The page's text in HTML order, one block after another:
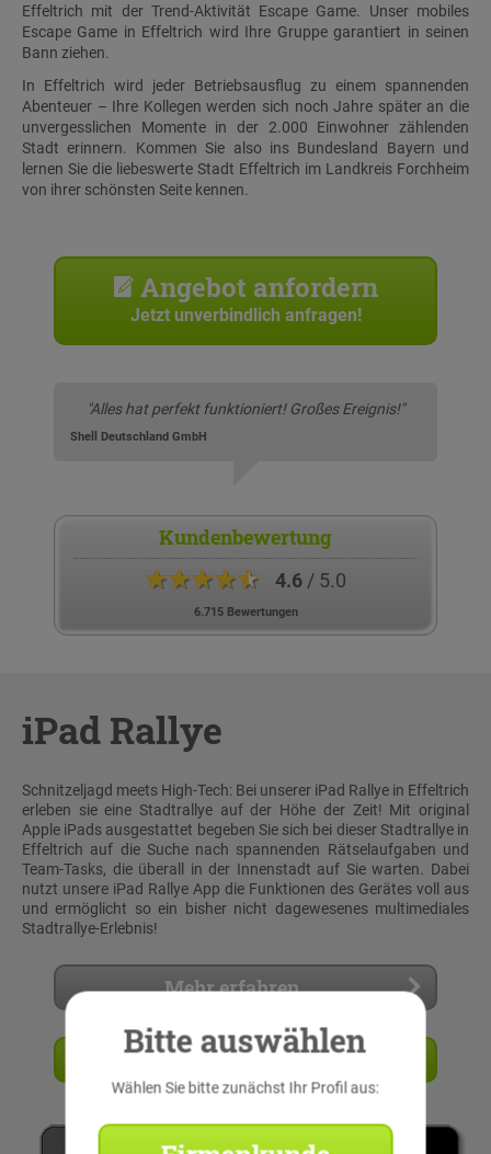
Effeltrich mit der Trend-Aktivität Escape Game. Unser mobiles
Escape Game in Effeltrich wird Ihre Gruppe garantiert in seinen
Bann ziehen.
In Effeltrich wird jeder Betriebsausflug zu einem spannenden
Abenteuer – Ihre Kollegen werden sich noch Jahre später an die
unvergesslichen Momente in der 2.000 Einwohner zählenden
Stadt erinnern. Kommen Sie also ins Bundesland Bayern und
lernen Sie die liebeswerte Stadt Effeltrich im Landkreis Forchheim
von ihrer schönsten Seite kennen.
Angebot anfordern
Jetzt unverbindlich anfragen!
"Alles hat perfekt funktioniert! Großes Ereignis!"
Shell Deutschland GmbH
Kundenbewertung
★★★★★ 4.6/ 5.0
6.715 Bewertungen
iPad Rallye
Schnitzeljagd meets High-Tech: Bei unserer iPad Rallye in Effeltrich
erleben sie eine Stadtrallye auf der Höhe der Zeit! Mit original
Apple iPads ausgestattet begeben Sie sich bei dieser Stadtrallye in
Effeltrich auf die Suche nach spannenden Rätselaufgaben und
Team-Tasks, die überall in der Innenstadt auf Sie warten. Dabei
nutzt unsere iPad Rallye App die Funktionen des Gerätes voll aus
und ermöglicht so ein bisher nicht dagewesenes multimediales
Stadtrallye-Erlebnis!
Mehr erfahren
Angebot anfordern
Bitte auswählen
Wählen Sie bitte zunächst Ihr Profil aus: